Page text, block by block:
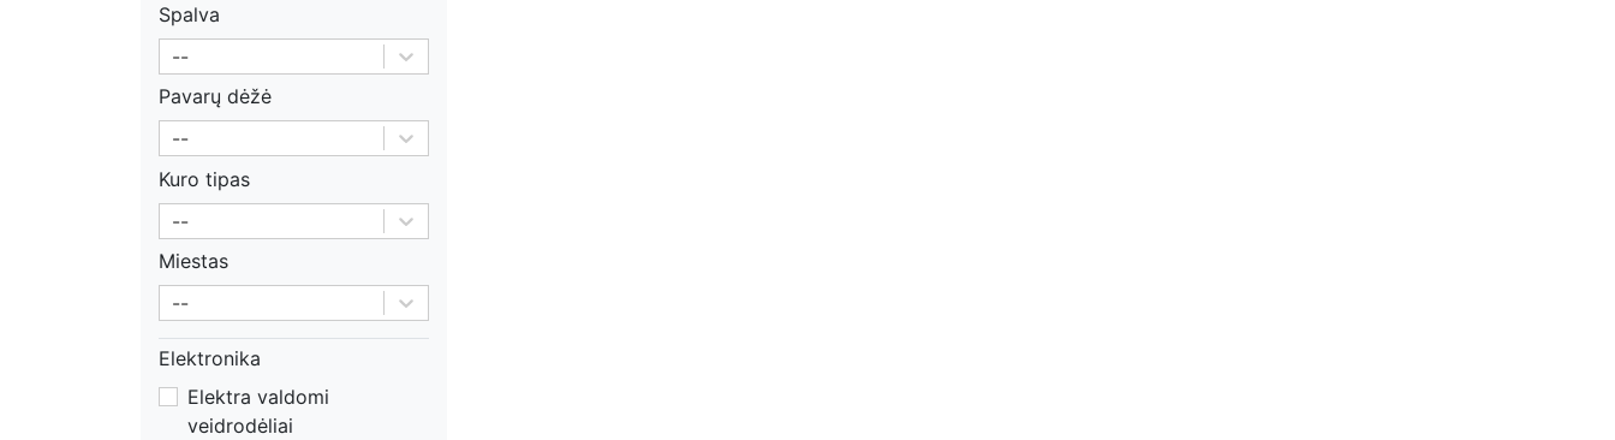
Spalva
--
Pavarų dėžė
--
Kuro tipas
--
Miestas
--
Elektronika
Elektra valdomi
veidrodėliai